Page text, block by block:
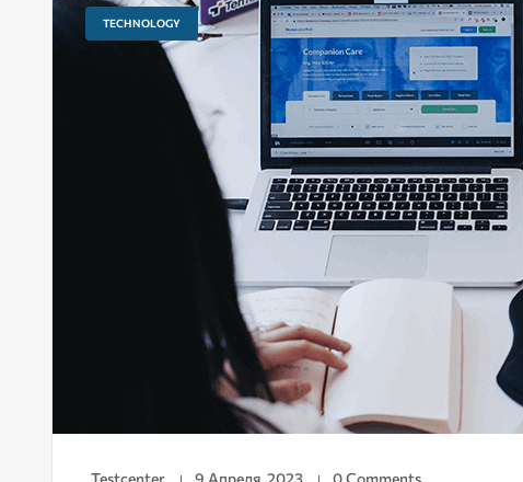
TECHNOLOGY
Testcenter 9 Апреля, 2023 0 Comments